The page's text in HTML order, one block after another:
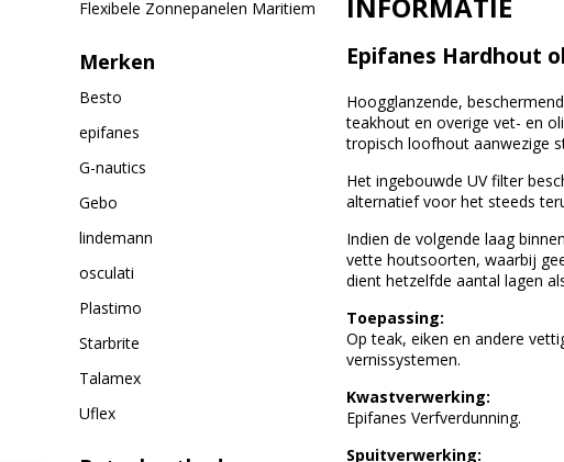
Flexibele Zonnepanelen Maritiem
Merken
Besto
epifanes
G-nautics
Gebo
lindemann
osculati
Plastimo
Starbrite
Talamex
Uflex
INFORMATIE
Epifanes Hardhout
Hoogglanzende,
teakhout en overige vet- en
tropisch loofhout aanwezige
Het ingebouwde UV filter
alternatief voor het steeds
Indien de volgende laag
vette houtsoorten, waarbij
dient hetzelfde aantal lagen
Toepassing:
Op teak, eiken en andere
vernissystemen.
Kwastverwerking:
Epifanes Verfverdunning.
Spuitverwerking: